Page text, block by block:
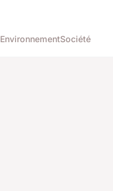
EnvironnementSociété